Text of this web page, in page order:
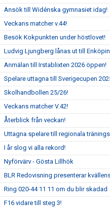
Ansök till Widénska gymnasiet idag!
Veckans matcher v.44!
Besök Kokpunkten under höstlovet!
Ludvig Ljungberg lånas ut till
Anmälan till Irstablixten 2026 öppen!
Spelare uttagna till Sverigecupen
Skolhandbollen 25/26!
Veckans matcher V.42!
Återblick från veckan!
Uttagna spelare till regionala
I år slog vi alla rekord!
Nyförvärv - Gösta Lillhök
BLR Redovisning presenterar
Ring 020-44 11 11 om du blir skadad
F16 vidare till steg 3!